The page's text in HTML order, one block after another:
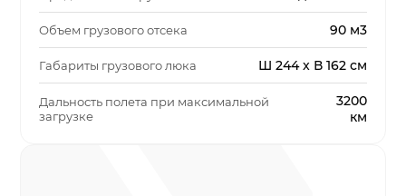
Объем грузового отсека 90 м3
Габариты грузового люка Ш 244 x В 162 см
Дальность полета при максимальной
загрузке
3200
км